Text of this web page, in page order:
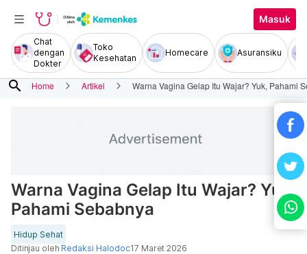
Masuk
Chat
dengan
Dokter
Toko
Kesehatan
Homecare Asuransiku
search Home Artikel Warna Vagina Gelap Itu Wajar? Yuk, Pahami
Warna Vagina Gelap Itu Wajar? Yuk,
Pahami Sebabnya
Hidup Sehat
Ditinjau oleh Redaksi Halodoc17 Maret 2026